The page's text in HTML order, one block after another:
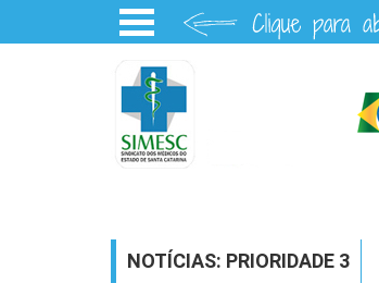
NOTÍCIAS: PRIORIDADE 3